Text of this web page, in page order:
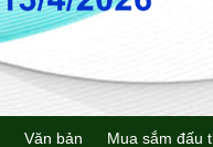
Văn bản Mua sắm đấu